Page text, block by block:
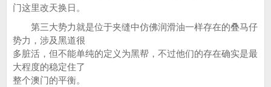
门这里改天换日。
第三大势力就是位于夹缝中仿佛润滑油一样存在的叠马仔
势力，涉及黑道很
多脏活，但不能单纯的定义为黑帮，不过他们的存在确实是最
大程度的稳定住了
整个澳门的平衡。